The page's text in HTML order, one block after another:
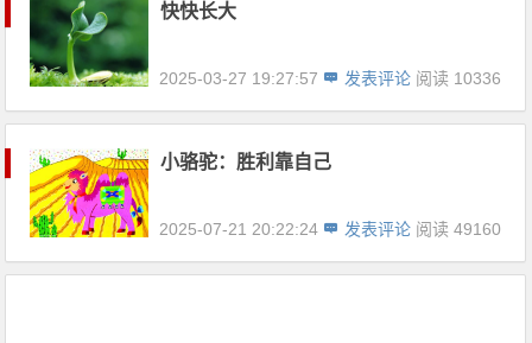
快快长大
2025-03-27 19:27:57 发表评论 阅读 10336
小骆驼：胜利靠自己
2025-07-21 20:22:24 发表评论 阅读 49160